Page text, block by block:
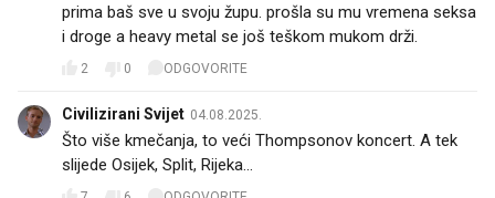
prima baš sve u svoju župu. prošla su mu vremena seksa
i droge a heavy metal se još teškom mukom drži.
2 0 ODGOVORITE
Civilizirani Svijet 04.08.2025.
Što više kmečanja, to veći Thompsonov koncert. A tek
slijede Osijek, Split, Rijeka...